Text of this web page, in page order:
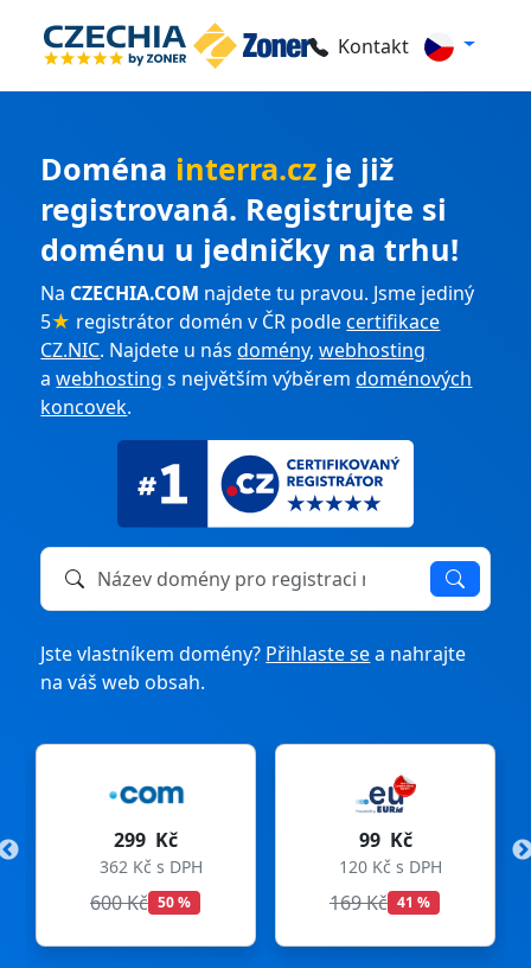
Kontakt
Doména interra.cz je již
registrovaná. Registrujte si
doménu u jedničky na trhu!
Na CZECHIA.COM najdete tu pravou. Jsme jediný
5★ registrátor domén v ČR podlecertifikace
CZ.NIC. Najdete u násdomény,webhosting
awebhosting s největším výběremdoménových
koncovek.
Název domény k registraci nebo převodu
Jste vlastníkem domény? Přihlaste sea nahrajte
na váš web obsah.
120 Kč s DPH
169 Kč
333 Kč s DPH
299 Kč